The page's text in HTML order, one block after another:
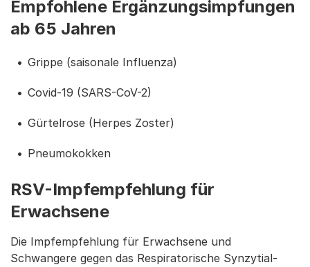
Empfohlene Ergänzungsimpfungen
ab 65 Jahren
Grippe (saisonale Influenza)
Covid-19 (SARS-CoV-2)
Gürtelrose (Herpes Zoster)
Pneumokokken
RSV-Impfempfehlung für
Erwachsene
Die Impfempfehlung für Erwachsene und
Schwangere gegen das Respiratorische Synzytial-